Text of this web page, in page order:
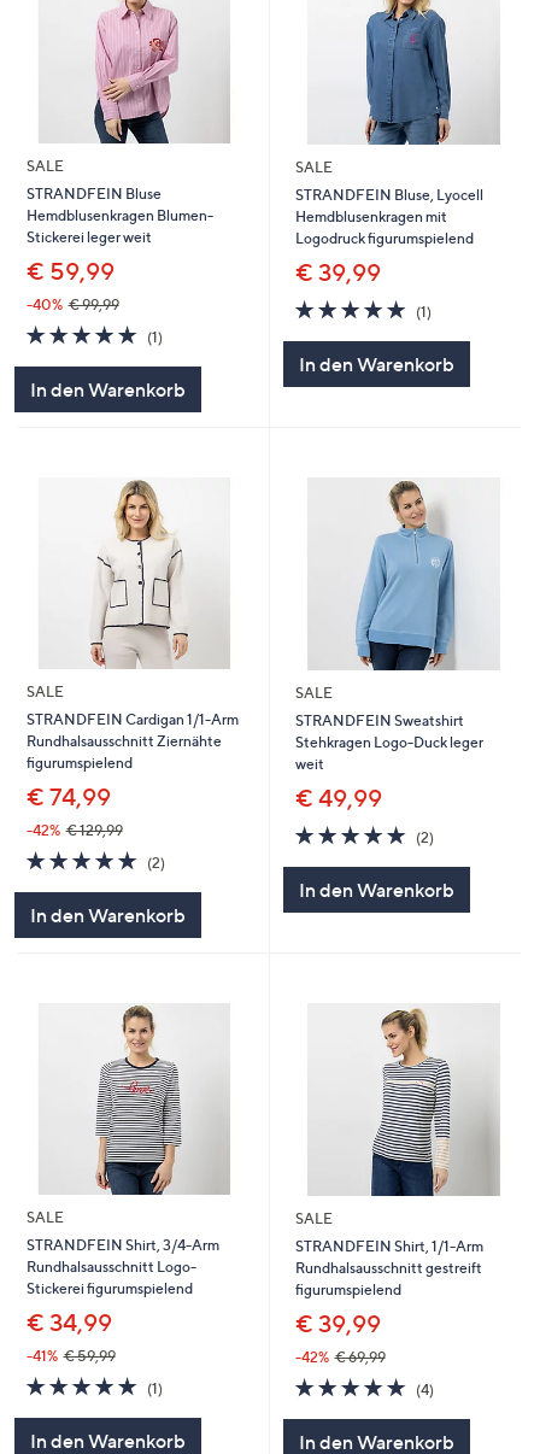
SALE
STRANDFEIN Bluse
Hemdblusenkragen Blumen-
Stickerei leger weit
€ 59,99
-40% € 99,99
5.0
von
(1)
In den Warenkorb
SALE
STRANDFEIN Bluse, Lyocell
Hemdblusenkragen mit
Logodruck figurumspielend
€ 39,99
5.0
von
(1)
In den Warenkorb
SALE
STRANDFEIN Cardigan 1/1-Arm
Rundhalsausschnitt Ziernähte
figurumspielend
€ 74,99
-42% € 129,99
5.0
von
(2)
In den Warenkorb
SALE
STRANDFEIN Sweatshirt
Stehkragen Logo-Duck leger
weit
€ 49,99
5.0
von
(2)
In den Warenkorb
SALE
STRANDFEIN Shirt, 3/4-Arm
Rundhalsausschnitt Logo-
Stickerei figurumspielend
€ 34,99
-41% € 59,99
5.0
von
(1)1
In den Warenkorb
SALE
STRANDFEIN Shirt, 1/1-Arm
Rundhalsausschnitt gestreift
figurumspielend
€ 39,99
-42% € 69,99
5.0
von
(4)4
In den Warenkorb